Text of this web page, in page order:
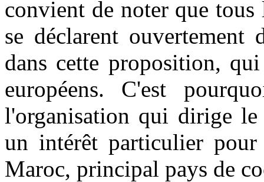
convient de noter que
se déclarent ouvertement
dans cette proposition,
européens. C'est
l'organisation qui dirige le
un intérêt particulier
Maroc, principal pays de